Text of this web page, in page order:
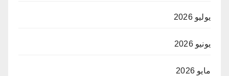
يوليو 2026
يونيو 2026
مايو 2026